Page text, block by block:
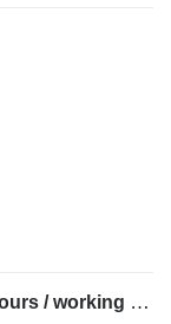
Nissan NT400 4x2 Isoli PT200 / 1608 hours / working height 17,8 m / 250